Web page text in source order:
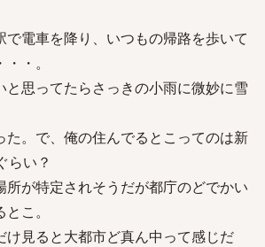
で電車を降り、いつもの帰路を歩いて
・。
と思ってたらさっきの小雨に微妙に雪
た。で、俺の住んでるとこってのは新
らい？
所が特定されそうだが都庁のどでかい
こ。
け見ると大都市ど真ん中って感じだ